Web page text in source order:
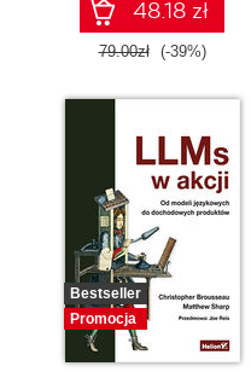
początkujących.
Wydanie II
48.18 zł
79.00zł (-39%)
Bestseller
Promocja